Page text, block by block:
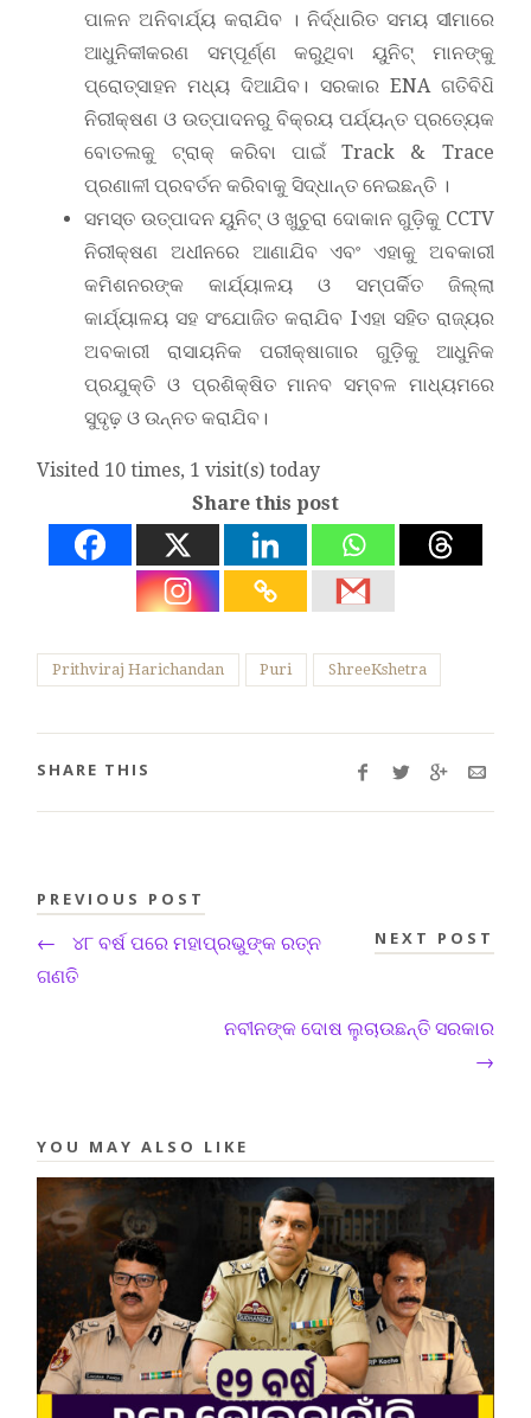
ପାଳନ ଅନିବାର୍ଯ୍ୟ କରାଯିବ । ନିର୍ଦ୍ଧାରିତ ସମୟ ସୀମାରେ
ଆଧୁନିକୀକରଣ ସମ୍ପୂର୍ଣ୍ଣ କରୁଥିବା ୟୁନିଟ୍ ମାନଙ୍କୁ
ପ୍ରୋତ୍ସାହନ ମଧ୍ୟ ଦିଆଯିବ। ସରକାର ENA ଗତିବିଧ‌ି
ନିରୀକ୍ଷଣ ଓ ଉତ୍ପାଦନରୁ ବିକ୍ରୟ ପର୍ଯ୍ୟନ୍ତ ପ୍ରତ୍ୟେକ
ବୋତଲକୁ ଟ୍ରାକ୍ କରିବା ପାଇଁ Track & Trace
ପ୍ରଣାଳୀ ପ୍ରବର୍ତନ କରିବାକୁ ସିଦ୍ଧାନ୍ତ ନେଇଛନ୍ତି ।
ସମସ୍ତ ଉତ୍ପାଦନ ୟୁନିଟ୍ ଓ ଖୁଚୁରା ଦୋକାନ ଗୁଡ଼ିକୁ CCTV
ନିରୀକ୍ଷଣ ଅଧୀନରେ ଆଣାଯିବ ଏବଂ ଏହାକୁ ଅବକାରୀ
କମିଶନରଙ୍କ କାର୍ଯ୍ୟାଳୟ ଓ ସମ୍ପର୍କିତ ଜିଲ୍ଲା
କାର୍ଯ୍ୟାଳୟ ସହ ସଂଯୋଜିତ କରାଯିବ Iଏହା ସହିତ ରାଜ୍ୟର
ଅବକାରୀ ରାସାୟନିକ ପରୀକ୍ଷାଗାର ଗୁଡ଼ିକୁ ଆଧୁନିକ
ପ୍ରଯୁକ୍ତି ଓ ପ୍ରଶିକ୍ଷିତ ମାନବ ସମ୍ବଳ ମାଧ୍ୟମରେ
ସୁଦୃଢ଼ ଓ ଉନ୍ନ‌ତ କରାଯିବ।
Visited 10 times, 1 visit(s) today
Share this post
Prithviraj Harichandan Puri ShreeKshetra
SHARE THIS
PREVIOUS POST
←
୪୮ ବର୍ଷ ପରେ ମହାପ୍ରଭୁଙ୍କ ରତ୍ନ
ଗଣତି
NEXT POST
ନବୀନଙ୍କ ଦୋଷ ଲୁଚାଉଛନ୍ତି ସରକାର
→
YOU MAY ALSO LIKE